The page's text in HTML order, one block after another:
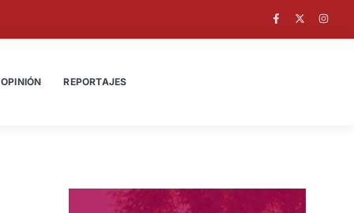
OPINIÓN REPORTAJES